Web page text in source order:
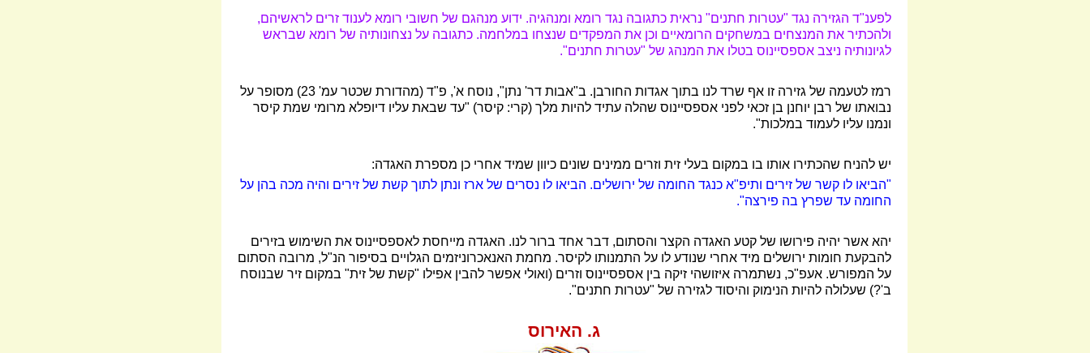
לפענ"ד הגזירה נגד "עטרות חתנים" נראית כתגובה נגד רומא ומנהגיה. ידוע מנהגם של חשובי רומא לענוד זרים לראשיהם,
ולהכתיר את המנצחים במשחקים הרומאיים וכן את המפקדים שנצחו במלחמה. כתגובה על נצחונותיה של רומא שבראש
לגיונותיה ניצב אספסיינוס בטלו את המנהג של "עטרות חתנים".
רמז לטעמה של גזירה זו אף שרד לנו בתוך אגדות החורבן. ב"אבות דר' נתן", נוסח א', פ"ד (מהדורת שכטר עמ' 23) מסופר על
נבואתו של רבן יוחנן בן זכאי לפני אספסיינוס שהלה עתיד להיות מלך (קרי: קיסר) "עד שבאת עליו דיופלא מרומי שמת קיסר
ונמנו עליו לעמוד במלכות".
יש להניח שהכתירו אותו בו במקום בעלי זית וזרים ממינים שונים כיוון שמיד אחרי כן מספרת האגדה:
"הביאו לו קשר של זירים ותיפ"א כנגד החומה של ירושלים. הביאו לו נסרים של ארז ונתן לתוך קשת של זירים והיה מכה בהן על
החומה עד שפרץ בה פירצה".
יהא אשר יהיה פירושו של קטע האגדה הקצר והסתום, דבר אחד ברור לנו. האגדה מייחסת לאספסיינוס את השימוש בזירים
להבקעת חומות ירושלים מיד אחרי שנודע לו על התמנותו לקיסר. מחמת האנאכרוניזמים הגלויים בסיפור הנ"ל, מרובה הסתום
על המפורש. אעפ"כ, נשתמרה איזושהי זיקה בין אספסיינוס וזרים (ואולי אפשר להבין אפילו "קשת של זית" במקום זיר שבנוסח
ב'?) שעלולה להיות הנימוק והיסוד לגזירה של "עטרות חתנים".
ג. האירוס